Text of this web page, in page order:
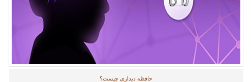
حافظه دیداری چیست؟